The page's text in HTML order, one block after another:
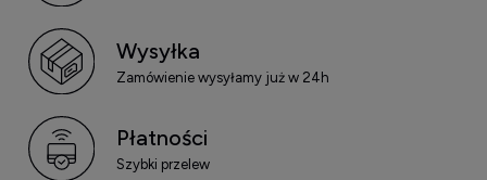
Wysyłka
Zamówienie wysyłamy już w 24h
Płatności
Szybki przelew